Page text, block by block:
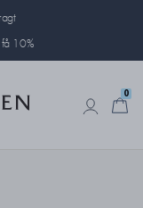
10%
0